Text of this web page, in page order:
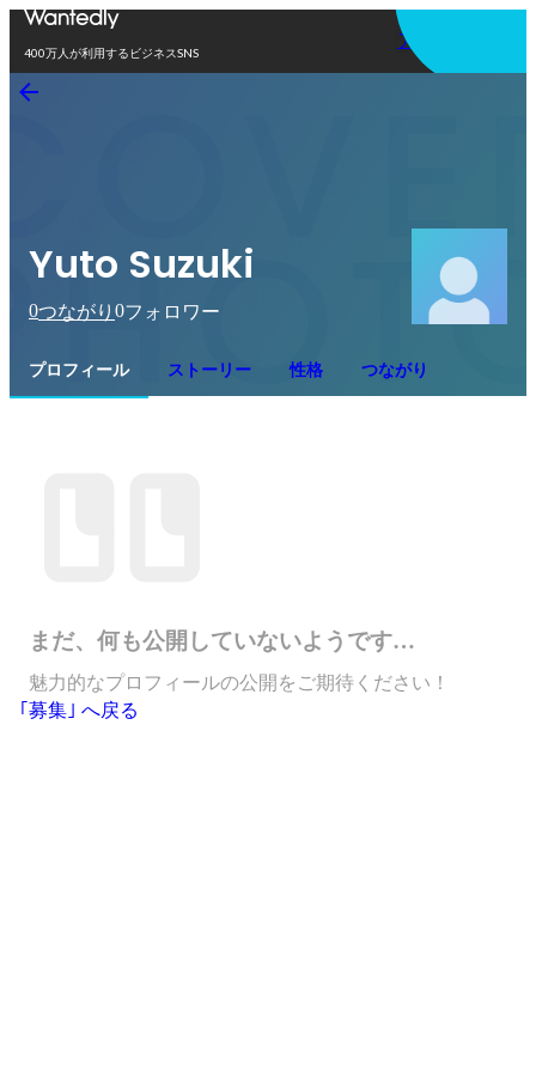
400万人が利用するビジネスSNS
アプリを使う
Yuto Suzuki
0つながり 0フォロワー
プロフィール ストーリー 性格 つながり
まだ、何も公開していないようです…
魅力的なプロフィールの公開をご期待ください！
｢募集｣ へ戻る